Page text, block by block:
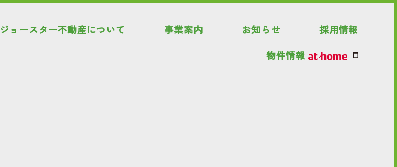
ジョースター不動産について 事業案内 お知らせ
採用情報
物件情報